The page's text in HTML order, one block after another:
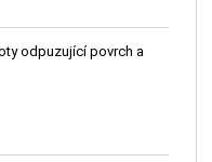
odpuzující povrch a